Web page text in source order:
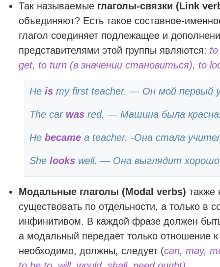
Так называемые глаголы-связки (Link
объединяют? Есть такое составное-
глагол соединяет подлежащее и
представителями этой группы являются:
get, to turn (в значении становиться), to
He is my first teacher. — Он мой первый
The car was red. — Машина была
He became a teacher. -Она стала
She looks well. — Она выглядит
Модальные глаголы (Modal verbs) также
существовать по отдельности, а только в
инфинитивом. В каждой фразе должен
а модальный передает только отношение
необходимо, должны, следует (can, may,